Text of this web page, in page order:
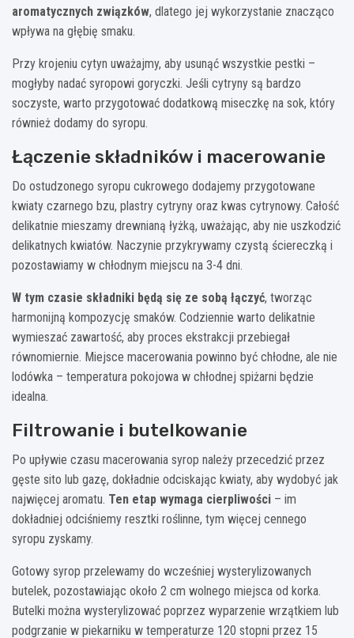
aromatycznych związków, dlatego jej wykorzystanie znacząco
wpływa na głębię smaku.
Przy krojeniu cytyn uważajmy, aby usunąć wszystkie pestki –
mogłyby nadać syropowi goryczki. Jeśli cytryny są bardzo
soczyste, warto przygotować dodatkową miseczkę na sok, który
również dodamy do syropu.
Łączenie składników i macerowanie
Do ostudzonego syropu cukrowego dodajemy przygotowane
kwiaty czarnego bzu, plastry cytryny oraz kwas cytrynowy. Całość
delikatnie mieszamy drewnianą łyżką, uważając, aby nie uszkodzić
delikatnych kwiatów. Naczynie przykrywamy czystą ściereczką i
pozostawiamy w chłodnym miejscu na 3-4 dni.
W tym czasie składniki będą się ze sobą łączyć, tworząc
harmonijną kompozycję smaków. Codziennie warto delikatnie
wymieszać zawartość, aby proces ekstrakcji przebiegał
równomiernie. Miejsce macerowania powinno być chłodne, ale nie
lodówka – temperatura pokojowa w chłodnej spiżarni będzie
idealna.
Filtrowanie i butelkowanie
Po upływie czasu macerowania syrop należy przecedzić przez
gęste sito lub gazę, dokładnie odciskając kwiaty, aby wydobyć jak
najwięcej aromatu. Ten etap wymaga cierpliwości – im
dokładniej odciśniemy resztki roślinne, tym więcej cennego
syropu zyskamy.
Gotowy syrop przelewamy do wcześniej wysterylizowanych
butelek, pozostawiając około 2 cm wolnego miejsca od korka.
Butelki można wysterylizować poprzez wyparzenie wrzątkiem lub
podgrzanie w piekarniku w temperaturze 120 stopni przez 15